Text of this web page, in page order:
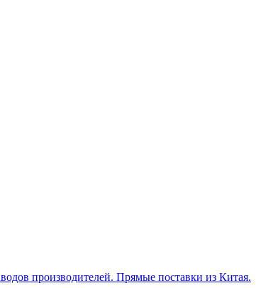
производителей. Прямые поставки из Китая.